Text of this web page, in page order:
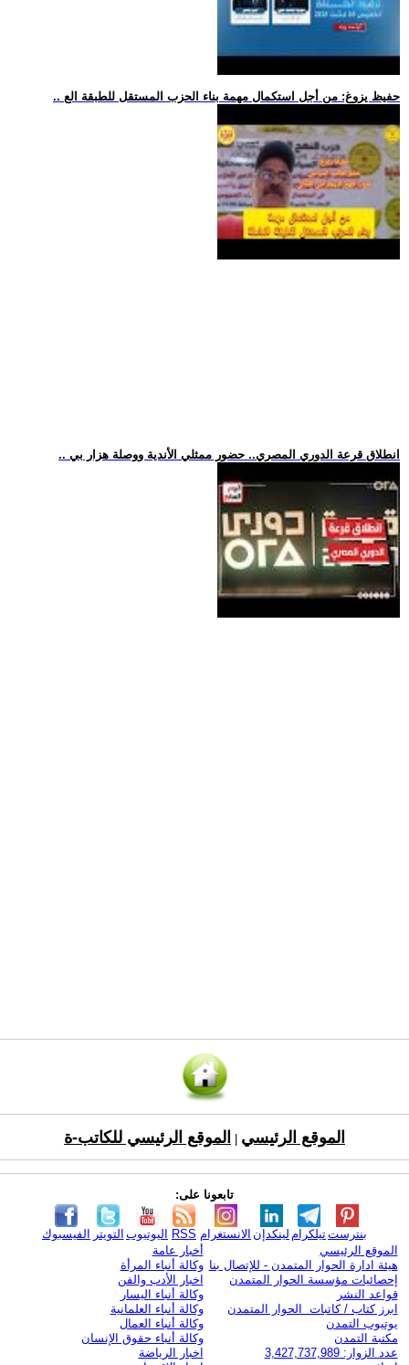
.. حفيظ يزوغ: من أجل استكمال مهمة بناء الحزب المستقل للطبقة الع
.. انطلاق قرعة الدوري المصري.. حضور ممثلي الأندية ووصلة هزار بي
الموقع الرئيسي الموقع الرئيسي للكاتب-ة
تابعونا على:
الفيسبوك التويتر اليوتيوب RSS الانستغرام لينكدإن تيلكرامبنترست
الموقع الرئيسي
هيئة ادارة الحوار المتمدن - للإتصال بنا
إحصائيات مؤسسة الحوار المتمدن
قواعد النشر
ابرز كتاب / كاتبات الحوار المتمدن
يوتيوب التمدن
مكتبة التمدن
عدد الزوار: 3,427,737,989
أخبار عامة
وكالة أنباء المرأة
اخبار الأدب والفن
وكالة أنباء اليسار
وكالة أنباء العلمانية
وكالة أنباء العمال
وكالة أنباء حقوق الإنسان
اخبار الرياضة